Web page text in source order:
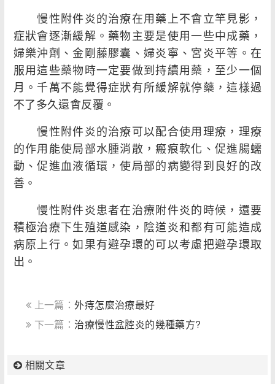
慢性附件炎的治療在用藥上不會立竿見影，
症狀會逐漸緩解。藥物主要是使用一些中成藥，
婦樂沖劑、金剛藤膠囊、婦炎寧、宮炎平等。在
服用這些藥物時一定要做到持續用藥，至少一個
月。千萬不能覺得症狀有所緩解就停藥，這樣過
不了多久還會反覆。
慢性附件炎的治療可以配合使用理療，理療
的作用能使局部水腫消散，瘢痕軟化、促進腸蠕
動、促進血液循環，使局部的病變得到良好的改
善。
慢性附件炎患者在治療附件炎的時候，還要
積極治療下生殖道感染，陰道炎和都有可能造成
病原上行。如果有避孕環的可以考慮把避孕環取
出。
上一篇：外痔怎麼治療最好
下一篇： 治療慢性盆腔炎的幾種藥方?
相關文章